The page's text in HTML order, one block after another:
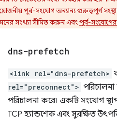
পূর্ব-সংযোগ অন্যান্য গুরুত্বপূর্ণ
সংখ্যা সীমিত করুন এবংপূর্ব-
dns-prefetch
<link rel="dns-prefetch>
rel="preconnect">
পরিচালনা করে। একটি সংযোগ
TCP হ্যান্ডশেক এবং সুরক্ষিত